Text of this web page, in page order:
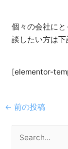
個々の会社に
談したい方は下
[elementor-
← 前の投稿